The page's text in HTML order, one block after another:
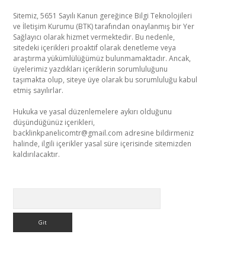
Sitemiz, 5651 Sayılı Kanun gereğince Bilgi Teknolojileri
ve İletişim Kurumu (BTK) tarafından onaylanmış bir Yer
Sağlayıcı olarak hizmet vermektedir. Bu nedenle,
sitedeki içerikleri proaktif olarak denetleme veya
araştırma yükümlülüğümüz bulunmamaktadır. Ancak,
üyelerimiz yazdıkları içeriklerin sorumluluğunu
taşımakta olup, siteye üye olarak bu sorumluluğu kabul
etmiş sayılırlar.
Hukuka ve yasal düzenlemelere aykırı olduğunu
düşündüğünüz içerikleri,
backlinkpanelicomtr@gmail.com adresine bildirmeniz
halinde, ilgili içerikler yasal süre içerisinde sitemizden
kaldırılacaktır.